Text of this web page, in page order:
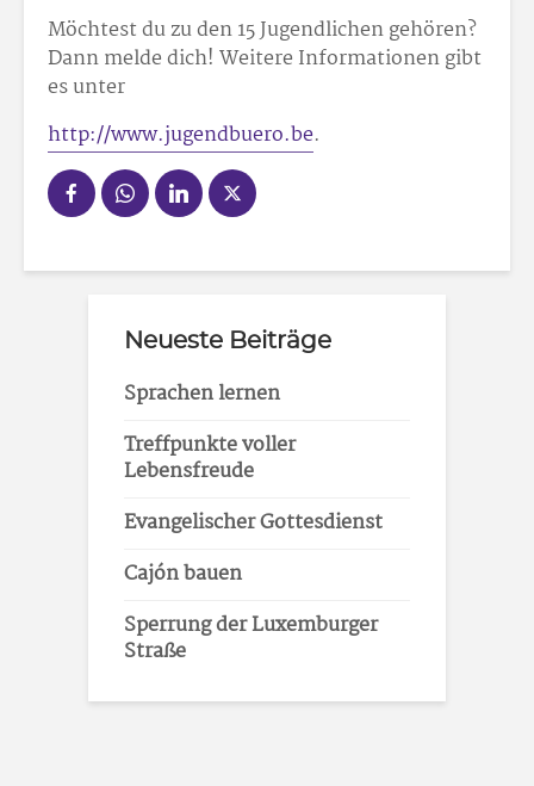
Möchtest du zu den 15 Jugendlichen gehören?
Dann melde dich! Weitere Informationen gibt
es unter
http://www.jugendbuero.be.
Neueste Beiträge
Sprachen lernen
Treffpunkte voller
Lebensfreude
Evangelischer Gottesdienst
Cajón bauen
Sperrung der Luxemburger
Straße